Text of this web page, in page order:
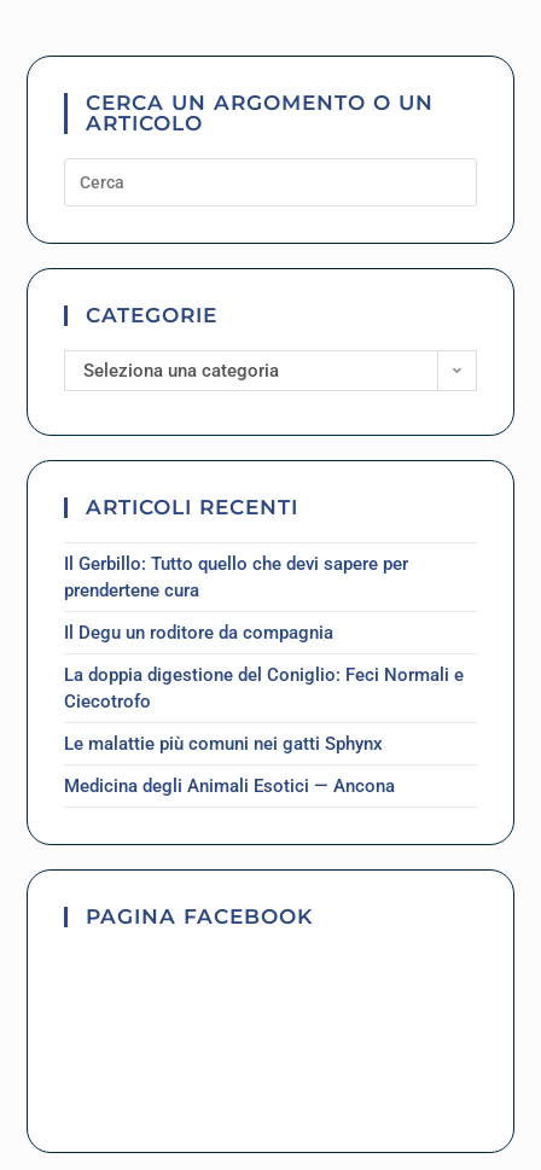
CERCA UN ARGOMENTO O UN
ARTICOLO
CATEGORIE
Seleziona una categoria
ARTICOLI RECENTI
Il Gerbillo: Tutto quello che devi sapere per
prendertene cura
Il Degu un roditore da compagnia
La doppia digestione del Coniglio: Feci Normali e
Ciecotrofo
Le malattie più comuni nei gatti Sphynx
Medicina degli Animali Esotici — Ancona
PAGINA FACEBOOK